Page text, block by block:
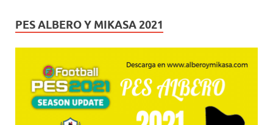
PES ALBERO Y MIKASA 2021